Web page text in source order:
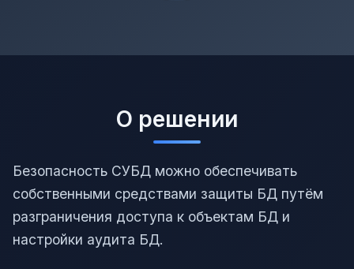
О решении
Безопасность СУБД можно обеспечивать
собственными средствами защиты БД путём
разграничения доступа к объектам БД и
настройки аудита БД.